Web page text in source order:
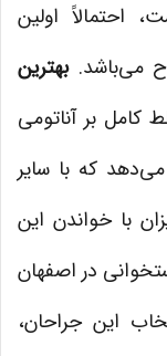
احتمالاً اولین
می‌باشد.بهترین
کامل بر آناتومی
می‌دهد که با سایر
با خواندن این
در اصفهان
این جراحان،